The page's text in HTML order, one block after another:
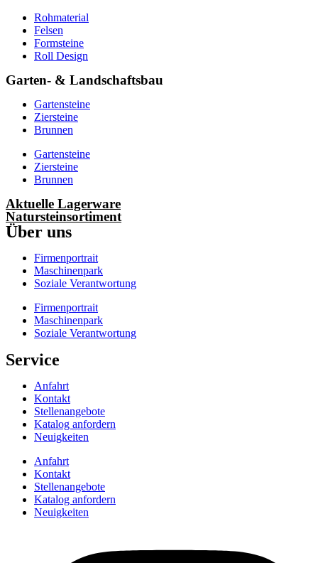
Rohmaterial
Felsen
Formsteine
Roll Design
Garten- & Landschaftsbau
Gartensteine
Ziersteine
Brunnen
Gartensteine
Ziersteine
Brunnen
Aktuelle Lagerware
Natursteinsortiment
Über uns
Firmenportrait
Maschinenpark
Soziale Verantwortung
Firmenportrait
Maschinenpark
Soziale Verantwortung
Service
Anfahrt
Kontakt
Stellenangebote
Katalog anfordern
Neuigkeiten
Anfahrt
Kontakt
Stellenangebote
Katalog anfordern
Neuigkeiten